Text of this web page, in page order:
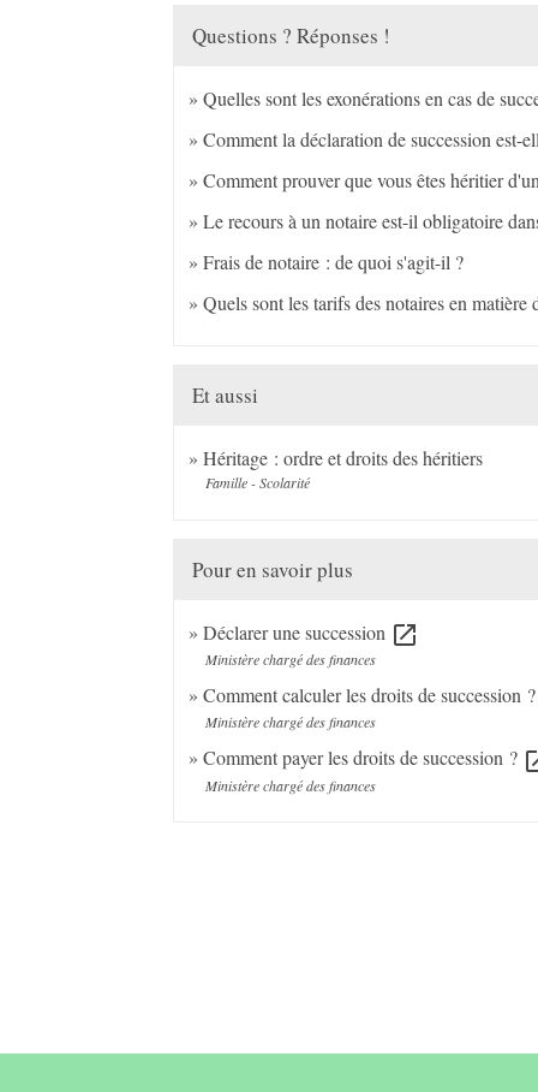
Questions ? Réponses !
Quelles sont les exonérations en cas de
Comment la déclaration de succession est-
Comment prouver que vous êtes héritier
Le recours à un notaire est-il obligatoire
Frais de notaire : de quoi s'agit-il ?
Quels sont les tarifs des notaires en matière
Et aussi
Héritage : ordre et droits des héritiers
Famille - Scolarité
Pour en savoir plus
Déclarer une succession open_in_new
Ministère chargé des finances
Comment calculer les droits de succession ?
Ministère chargé des finances
Comment payer les droits de succession ?
Ministère chargé des finances